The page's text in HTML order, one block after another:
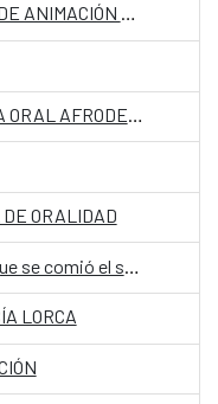
DEL TRAZO AL PIXEL. 100 AÑOS DE ANIMACIÓN ESPAÑOLA
ORALIDAD
LORCA